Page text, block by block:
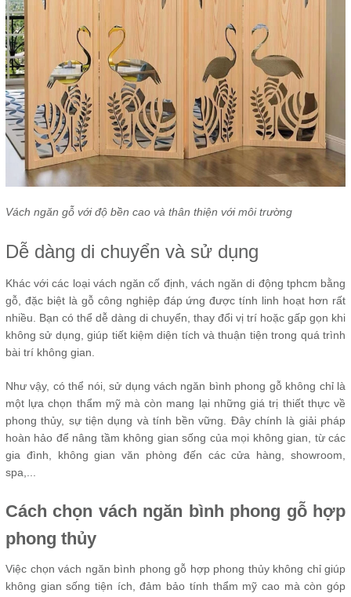
Vách ngăn gỗ với độ bền cao và thân thiện với môi trường
Dễ dàng di chuyển và sử dụng
Khác với các loại vách ngăn cố định, vách ngăn di động tphcm bằng
gỗ, đặc biệt là gỗ công nghiệp đáp ứng được tính linh hoạt hơn rất
nhiều. Bạn có thể dễ dàng di chuyển, thay đổi vị trí hoặc gấp gọn khi
không sử dụng, giúp tiết kiệm diện tích và thuận tiện trong quá trình
bài trí không gian.
Như vậy, có thể nói, sử dụng vách ngăn bình phong gỗ không chỉ là
một lựa chọn thẩm mỹ mà còn mang lại những giá trị thiết thực về
phong thủy, sự tiện dụng và tính bền vững. Đây chính là giải pháp
hoàn hảo để nâng tầm không gian sống của mọi không gian, từ các
gia đình, không gian văn phòng đến các cửa hàng, showroom,
spa,...
Cách chọn vách ngăn bình phong gỗ hợp
phong thủy
Việc chọn vách ngăn bình phong gỗ hợp phong thủy không chỉ giúp
không gian sống tiện ích, đảm bảo tính thẩm mỹ cao mà còn góp